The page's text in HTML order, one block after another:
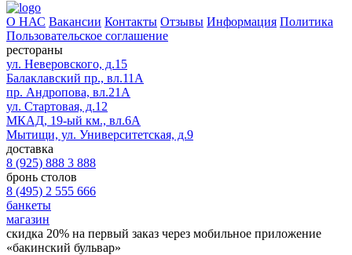
О НАС Вакансии Контакты Отзывы Информация Политика
Пользовательское соглашение
рестораны
ул. Неверовского, д.15
Балаклавский пр., вл.11А
пр. Андропова, вл.21А
ул. Стартовая, д.12
МКАД, 19-ый км., вл.6А
Мытищи, ул. Университетская, д.9
доставка
8 (925) 888 3 888
бронь столов
8 (495) 2 555 666
банкеты
магазин
скидка 20% на первый заказ через мобильное приложение
«бакинский бульвар»